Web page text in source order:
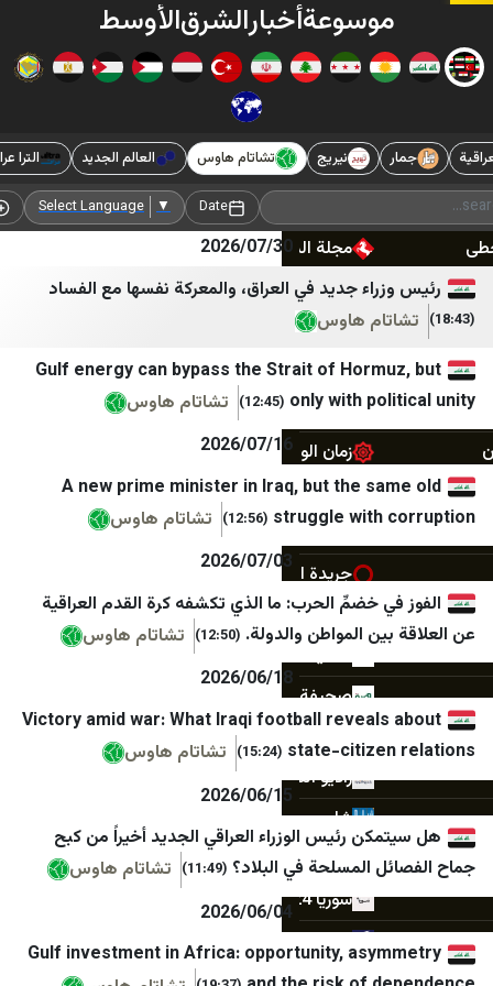
عنب بلدي
سوريا الآن
مجلة المجلة
تلفزيون سوريا
جريدة مصدر
قناة حلب اليوم
963Media
الحل
إذاعة دمَشق
جريدة الوطن
صحيفة الثورة
صحيفة الجماهير
صحيفة الحرية
صحيفة العروبة
راديو الثورة
شام
شام FM
سوريا 24
وكالة سوريا الجديدة
Mona Succar Labaky
لبنان الكبير
النهار
المدن
جريدة اللواء
الوفاق نيوز
ليبانون فايلز
الجديد
الوكالة الوطنية للإعلام
لبنان 23
النشرة
أخبارالشرقالأوسط
نيريج تشاتام هاوس العالم الجديد الترا عراق التقنية
Select Language
Add Source
2026/07/30
جديد في العراق، والمعركة نفسها مع الفساد
هاوس
Gulf energy can bypass the Strait of
only with
(12:45)
تشاتام هاوس
2026/07/16
A new prime minister in Iraq, but the
struggle
(12:56)
تشاتام هاوس
2026/07/03
خضمِّ الحرب: ما الذي تكشفه كرة القدم العراقية
المواطن والدولة. (12:50)
تشاتام هاوس
2026/06/18
Victory amid war: What Iraqi football
state-
(15:24)
تشاتام هاوس
2026/06/15
رئيس الوزراء العراقي الجديد أخيراً من كبح
المسلحة في البلاد؟ (11:49)
تشاتام هاوس
2026/06/04
Gulf investment in Africa: opportunity,